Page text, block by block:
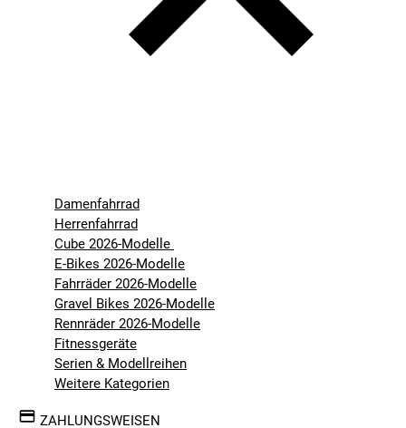
Damenfahrrad
Herrenfahrrad
Cube 2026-Modelle
E-Bikes 2026-Modelle
Fahrräder 2026-Modelle
Gravel Bikes 2026-Modelle
Rennräder 2026-Modelle
Fitnessgeräte
Serien & Modellreihen
Weitere Kategorien
ZAHLUNGSWEISEN